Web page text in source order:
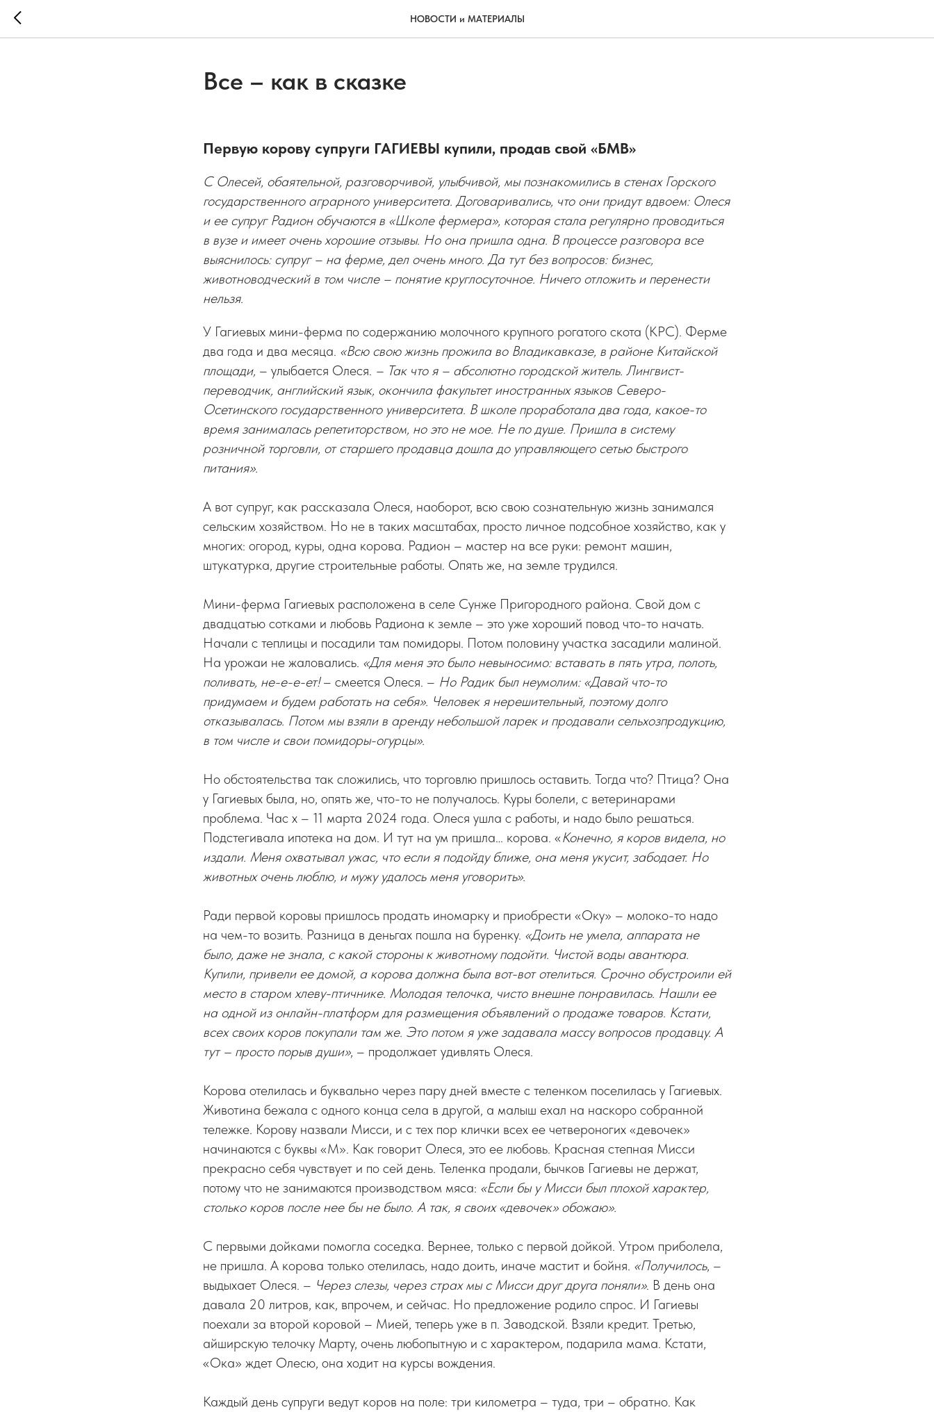
НОВОСТИ и МАТЕРИАЛЫ
Все – как в сказке
Первую корову супруги ГАГИЕВЫ купили, продав свой «БМВ»
С Олесей, обаятельной, разговорчивой, улыбчивой, мы познакомились в стенах Горского
государственного аграрного университета. Договаривались, что они придут вдвоем: Олеся
и ее супруг Радион обучаются в «Школе фермера», которая стала регулярно проводиться
в вузе и имеет очень хорошие отзывы. Но она пришла одна. В процессе разговора все
выяснилось: супруг – на ферме, дел очень много. Да тут без вопросов: бизнес,
животноводческий в том числе – понятие круглосуточное. Ничего отложить и перенести
нельзя.
У Гагиевых мини-ферма по содержанию молочного крупного рогатого скота (КРС). Ферме
два года и два месяца. «Всю свою жизнь прожила во Владикавказе, в районе Китайской
площади, – улыбается Олеся. – Так что я – абсолютно городской житель. Лингвист-
переводчик, английский язык, окончила факультет иностранных языков Северо-
Осетинского государственного университета. В школе проработала два года, какое-то
время занималась репетиторством, но это не мое. Не по душе. Пришла в систему
розничной торговли, от старшего продавца дошла до управляющего сетью быстрого
питания».
А вот супруг, как рассказала Олеся, наоборот, всю свою сознательную жизнь занимался
сельским хозяйством. Но не в таких масштабах, просто личное подсобное хозяйство, как у
многих: огород, куры, одна корова. Радион – мастер на все руки: ремонт машин,
штукатурка, другие строительные работы. Опять же, на земле трудился.
Мини-ферма Гагиевых расположена в селе Сунже Пригородного района. Свой дом с
двадцатью сотками и любовь Радиона к земле – это уже хороший повод что-то начать.
Начали с теплицы и посадили там помидоры. Потом половину участка засадили малиной.
На урожаи не жаловались. «Для меня это было невыносимо: вставать в пять утра, полоть,
поливать, не-е-е-ет!– смеется Олеся. – Но Радик был неумолим: «Давай что-то
придумаем и будем работать на себя». Человек я нерешительный, поэтому долго
отказывалась. Потом мы взяли в аренду небольшой ларек и продавали сельхозпродукцию,
в том числе и свои помидоры-огурцы».
Но обстоятельства так сложились, что торговлю пришлось оставить. Тогда что? Птица? Она
у Гагиевых была, но, опять же, что-то не получалось. Куры болели, с ветеринарами
проблема. Час х – 11 марта 2024 года. Олеся ушла с работы, и надо было решаться.
Подстегивала ипотека на дом. И тут на ум пришла… корова. «Конечно, я коров видела, но
издали. Меня охватывал ужас, что если я подойду ближе, она меня укусит, забодает. Но
животных очень люблю, и мужу удалось меня уговорить».
Ради первой коровы пришлось продать иномарку и приобрести «Оку» – молоко-то надо
на чем-то возить. Разница в деньгах пошла на буренку. «Доить не умела, аппарата не
было, даже не знала, с какой стороны к животному подойти. Чистой воды авантюра.
Купили, привели ее домой, а корова должна была вот-вот отелиться. Срочно обустроили ей
место в старом хлеву-птичнике. Молодая телочка, чисто внешне понравилась. Нашли ее
на одной из онлайн-платформ для размещения объявлений о продаже товаров. Кстати,
всех своих коров покупали там же. Это потом я уже задавала массу вопросов продавцу. А
тут – просто порыв души», – продолжает удивлять Олеся.
Корова отелилась и буквально через пару дней вместе с теленком поселилась у Гагиевых.
Животина бежала с одного конца села в другой, а малыш ехал на наскоро собранной
тележке. Корову назвали Мисси, и с тех пор клички всех ее четвероногих «девочек»
начинаются с буквы «М». Как говорит Олеся, это ее любовь. Красная степная Мисси
прекрасно себя чувствует и по сей день. Теленка продали, бычков Гагиевы не держат,
потому что не занимаются производством мяса: «Если бы у Мисси был плохой характер,
столько коров после нее бы не было. А так, я своих «девочек» обожаю».
С первыми дойками помогла соседка. Вернее, только с первой дойкой. Утром приболела,
не пришла. А корова только отелилась, надо доить, иначе мастит и бойня. «Получилось, –
выдыхает Олеся. – Через слезы, через страх мы с Мисси друг друга поняли». В день она
давала 20 литров, как, впрочем, и сейчас. Но предложение родило спрос. И Гагиевы
поехали за второй коровой – Мией, теперь уже в п. Заводской. Взяли кредит. Третью,
айширскую телочку Марту, очень любопытную и с характером, подарила мама. Кстати,
«Ока» ждет Олесю, она ходит на курсы вождения.
Каждый день супруги ведут коров на поле: три километра – туда, три – обратно. Как